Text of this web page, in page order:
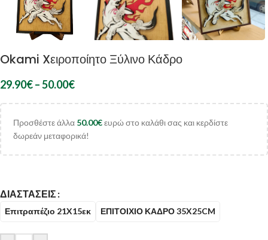
Okami Xειροποίητο Ξύλινο Κάδρο
29.90€–50.00€
Προσθέστε άλλα 50.00€ευρώ στο καλάθι σας και κερδίστε
δωρεάν μεταφορικά!
ΔΙΑΣΤΆΣΕΙΣ
Επιτραπέζιο 21X15εκ ΕΠΙΤΟΙΧΙΟ ΚΑΔΡΟ 35X25CM